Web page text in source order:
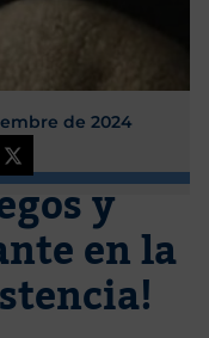
de 2024
y
en la